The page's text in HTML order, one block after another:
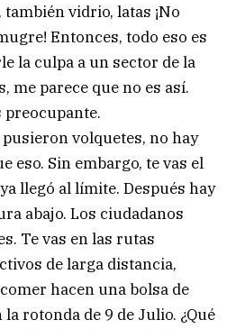
vidrio, latas ¡No
Entonces, todo eso es
la culpa a un sector de la
me parece que no es así.
preocupante.
pusieron volquetes, no hay
eso. Sin embargo, te vas el
llegó al límite. Después hay
abajo. Los ciudadanos
Te vas en las rutas
de larga distancia,
hacen una bolsa de
rotonda de 9 de Julio. ¿Qué